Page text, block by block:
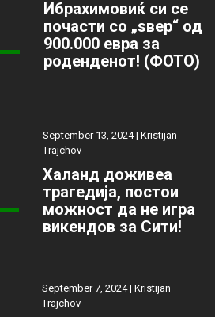
Ибрахимовиќ си се
почасти со „ѕвер“ од
900.000 евра за
роденденот! (ФОТО)
September 13, 2024 |Kristijan
Trajchov
Халанд доживеа
трагедија, постои
можност да не игра
викендов за Сити!
September 7, 2024 |Kristijan
Trajchov